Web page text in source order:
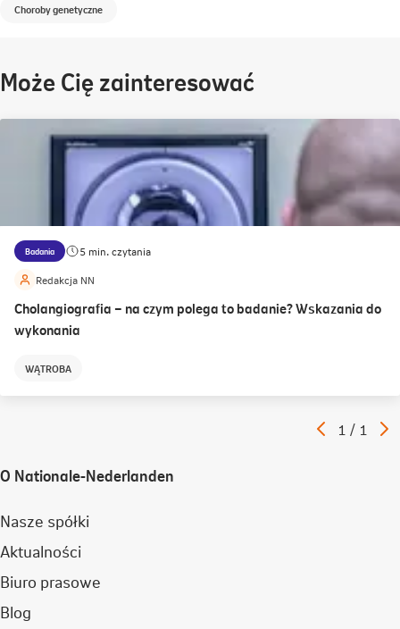
Choroby genetyczne
Może Cię zainteresować
Poprzedni
artykuł
Artykuł
1 / 1
Badania
5 min. czytania
Redakcja NN
Cholangiografia – na czym polega to badanie? Wskazania do
wykonania
WĄTROBA
O Nationale-Nederlanden
Nasze spółki
Aktualności
Biuro prasowe
Blog